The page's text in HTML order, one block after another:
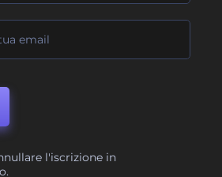
l'iscrizione in